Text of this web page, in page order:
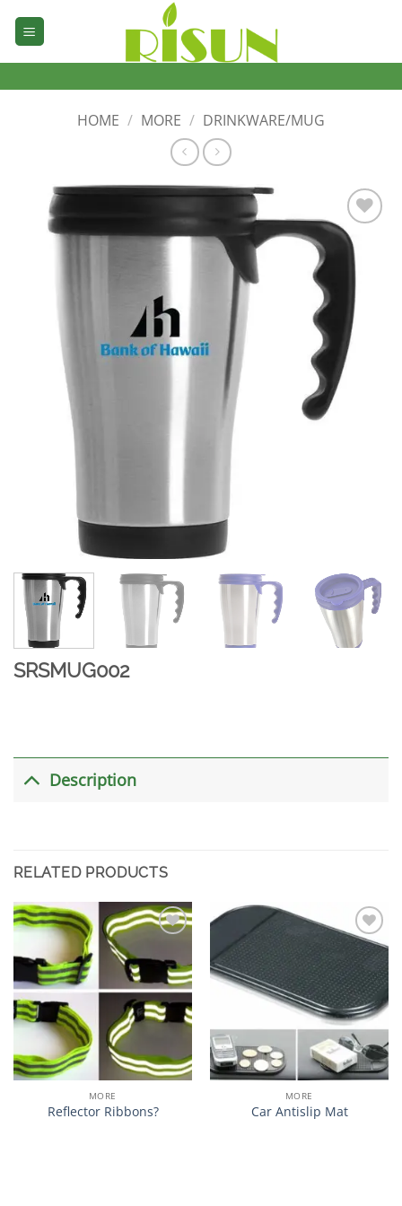
HOME / MORE / DRINKWARE/MUG
加入
心愿
SRSMUG002
Description
RELATED PRODUCTS
心愿
单
MORE
Reflector Ribbons?
加入
心愿
单
MORE
Car Antislip Mat